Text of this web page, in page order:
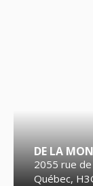
DE LA
2055 rue
Québec,